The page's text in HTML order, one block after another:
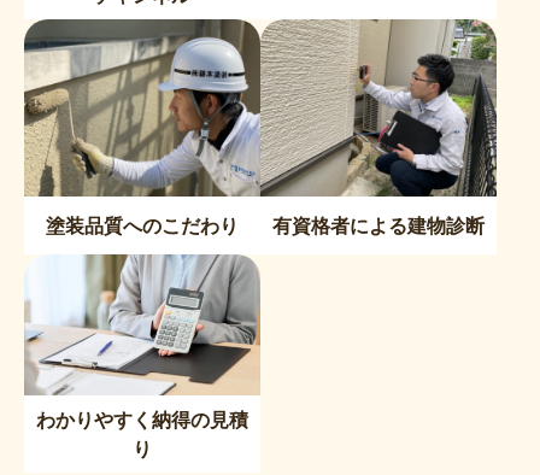
塗装品質へのこだわり 有資格者による建物診断
わかりやすく納得の見積
り